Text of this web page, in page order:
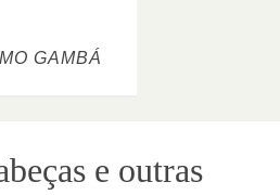
GAMBÁ
e outras